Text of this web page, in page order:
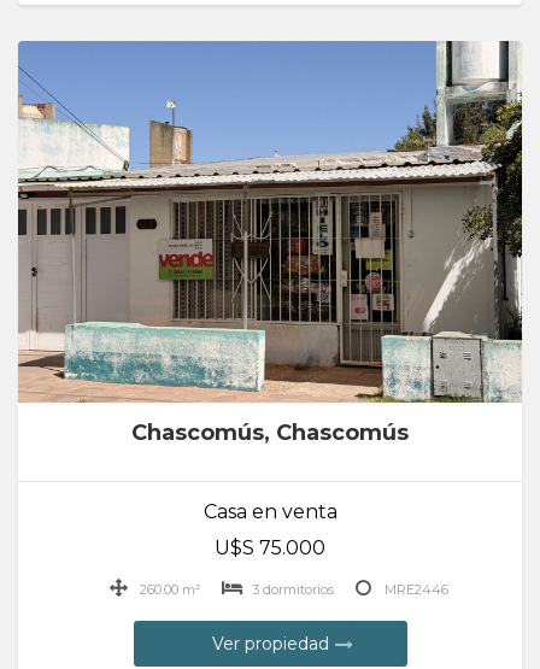
Chascomús, Chascomús
Casa en venta
U$S 75.000
260.00 m² 3 dormitorios MRE2446
Ver propiedad